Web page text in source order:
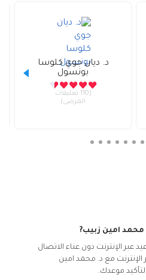
د. ديان جوي كلوسا
بونسول
(110 تعليقات
المرضى)
امين زبيب?
الإنترنت دون عناء الاتصال
الإنترنت مع د. محمد امين
موعدك.